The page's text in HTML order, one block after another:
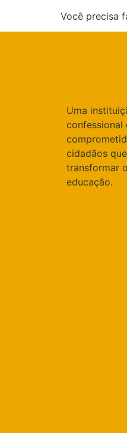
Você precisa
Uma
confessional
cidadãos
transformar
educação.